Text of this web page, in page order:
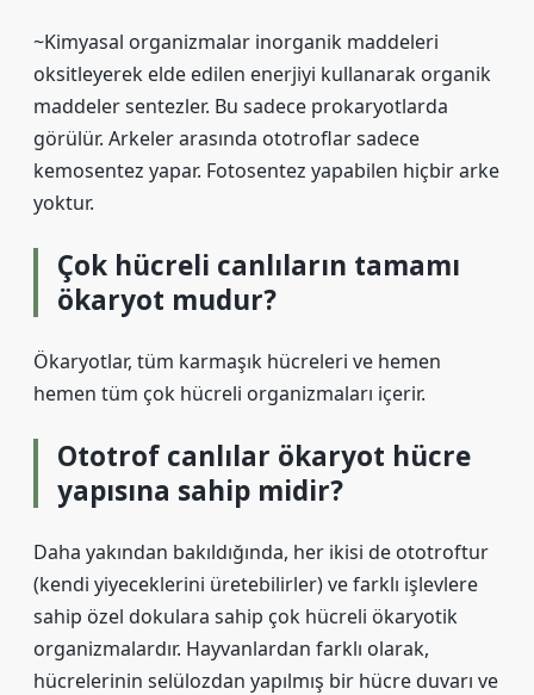
~Kimyasal organizmalar inorganik maddeleri
oksitleyerek elde edilen enerjiyi kullanarak organik
maddeler sentezler. Bu sadece prokaryotlarda
görülür. Arkeler arasında ototroflar sadece
kemosentez yapar. Fotosentez yapabilen hiçbir arke
yoktur.
Çok hücreli canlıların tamamı
ökaryot mudur?
Ökaryotlar, tüm karmaşık hücreleri ve hemen
hemen tüm çok hücreli organizmaları içerir.
Ototrof canlılar ökaryot hücre
yapısına sahip midir?
Daha yakından bakıldığında, her ikisi de ototroftur
(kendi yiyeceklerini üretebilirler) ve farklı işlevlere
sahip özel dokulara sahip çok hücreli ökaryotik
organizmalardır. Hayvanlardan farklı olarak,
hücrelerinin selülozdan yapılmış bir hücre duvarı ve